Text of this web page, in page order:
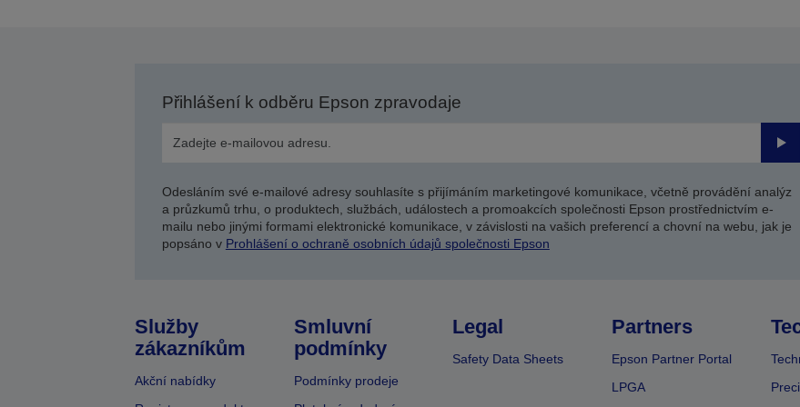
Přihlášení k odběru Epson zpravodaje
Odesláním své e-mailové adresy souhlasíte s přijímáním marketingové komunikace, včetně provádění analýz
a průzkumů trhu, o produktech, službách, událostech a promoakcích společnosti Epson prostřednictvím e-
mailu nebo jinými formami elektronické komunikace, v závislosti na vašich preferencí a chovní na webu, jak je
popsáno v Prohlášení o ochraně osobních údajů společnosti Epson
Služby
zákazníkům
Akční nabídky
Smluvní
podmínky
Podmínky prodeje
Legal
Safety Data Sheets
Partners
Epson Partner Portal
LPGA